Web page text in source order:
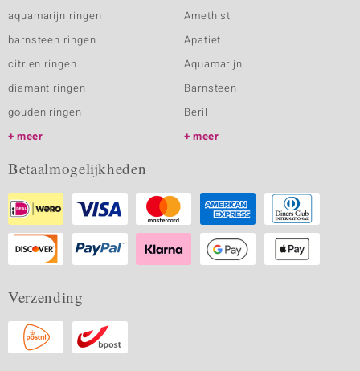
aquamarijn ringen
barnsteen ringen
citrien ringen
diamant ringen
gouden ringen
meer
Amethist
Apatiet
Aquamarijn
Barnsteen
Beril
meer
Betaalmogelijkheden
Verzending